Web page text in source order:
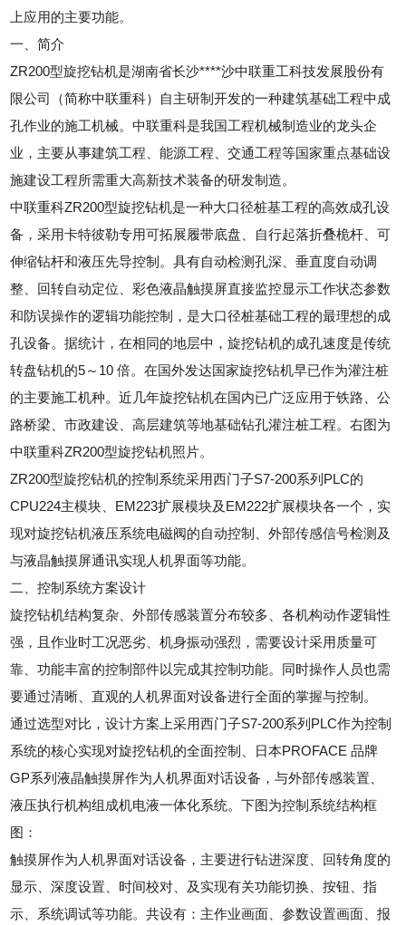
上应用的主要功能。
一、简介
ZR200型旋挖钻机是湖南省长沙****沙中联重工科技发展股份有
限公司（简称中联重科）自主研制开发的一种建筑基础工程中成
孔作业的施工机械。中联重科是我国工程机械制造业的龙头企
业，主要从事建筑工程、能源工程、交通工程等国家重点基础设
施建设工程所需重大高新技术装备的研发制造。
中联重科ZR200型旋挖钻机是一种大口径桩基工程的高效成孔设
备，采用卡特彼勒专用可拓展履带底盘、自行起落折叠桅杆、可
伸缩钻杆和液压先导控制。具有自动检测孔深、垂直度自动调
整、回转自动定位、彩色液晶触摸屏直接监控显示工作状态参数
和防误操作的逻辑功能控制，是大口径桩基础工程的最理想的成
孔设备。据统计，在相同的地层中，旋挖钻机的成孔速度是传统
转盘钻机的5～10 倍。在国外发达国家旋挖钻机早已作为灌注桩
的主要施工机种。近几年旋挖钻机在国内已广泛应用于铁路、公
路桥梁、市政建设、高层建筑等地基础钻孔灌注桩工程。右图为
中联重科ZR200型旋挖钻机照片。
ZR200型旋挖钻机的控制系统采用西门子S7-200系列PLC的
CPU224主模块、EM223扩展模块及EM222扩展模块各一个，实
现对旋挖钻机液压系统电磁阀的自动控制、外部传感信号检测及
与液晶触摸屏通讯实现人机界面等功能。
二、控制系统方案设计
旋挖钻机结构复杂、外部传感装置分布较多、各机构动作逻辑性
强，且作业时工况恶劣、机身振动强烈，需要设计采用质量可
靠、功能丰富的控制部件以完成其控制功能。同时操作人员也需
要通过清晰、直观的人机界面对设备进行全面的掌握与控制。
通过选型对比，设计方案上采用西门子S7-200系列PLC作为控制
系统的核心实现对旋挖钻机的全面控制、日本PROFACE 品牌
GP系列液晶触摸屏作为人机界面对话设备，与外部传感装置、
液压执行机构组成机电液一体化系统。下图为控制系统结构框
图：
触摸屏作为人机界面对话设备，主要进行钻进深度、回转角度的
显示、深度设置、时间校对、及实现有关功能切换、按钮、指
示、系统调试等功能。共设有：主作业画面、参数设置画面、报